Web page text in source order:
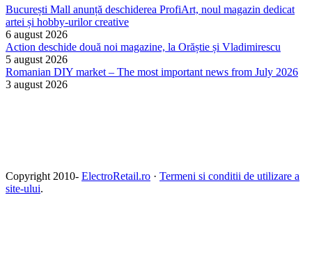
București Mall anunță deschiderea ProfiArt, noul magazin dedicat
artei și hobby-urilor creative
6 august 2026
Action deschide două noi magazine, la Orăștie și Vladimirescu
5 august 2026
Romanian DIY market – The most important news from July 2026
3 august 2026
Copyright 2010- ElectroRetail.ro · Termeni si conditii de utilizare a
site-ului.